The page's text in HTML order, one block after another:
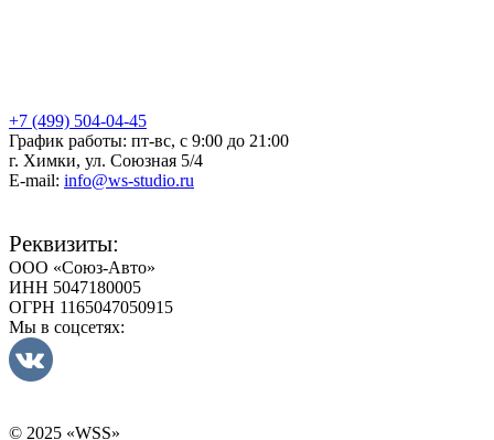
+7 (499) 504-04-45
График работы: пт-вс, с 9:00 до 21:00
г. Химки, ул. Союзная 5/4
E-mail: info@ws-studio.ru
Реквизиты:
ООО «Союз-Авто»
ИНН 5047180005
ОГРН 1165047050915
Мы в соцсетях:
© 2025 «WSS»